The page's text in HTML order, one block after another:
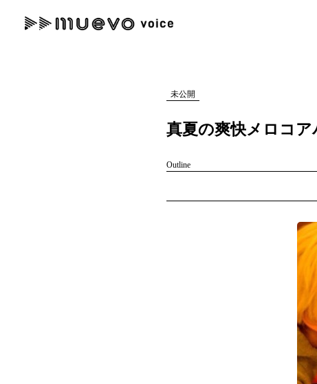
"読者の声を形にする”音楽特化メディア
未公開
真夏の爽快メロコ
Outline